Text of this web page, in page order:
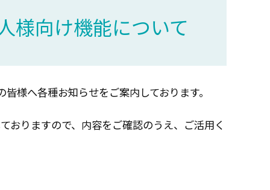
様向け機能について
様へ各種お知らせをご案内しております。
おりますので、内容をご確認のうえ、ご活用く